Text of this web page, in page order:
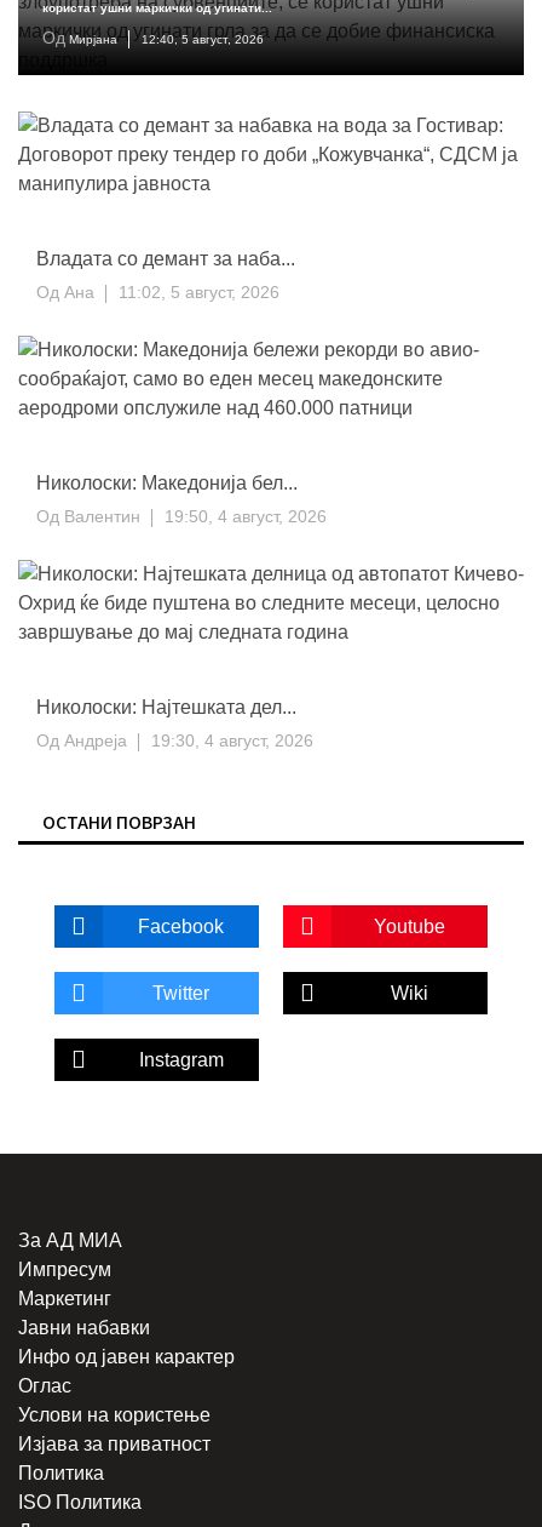
користат ушни маркички од угинати...
ОдМирјана 12:40, 5 август, 2026
Владата со демант за наба...
Од Ана 11:02, 5 август, 2026
Николоски: Македонија бел...
Од Валентин 19:50, 4 август, 2026
Николоски: Најтешката дел...
Од Андреја 19:30, 4 август, 2026
ОСТАНИ ПОВРЗАН
Facebook Youtube
Twitter Wiki
Instagram
За АД МИА
Импресум
Маркетинг
Јавни набавки
Инфо од јавен карактер
Оглас
Услови на користење
Изјава за приватност
Политика
ISO Политика